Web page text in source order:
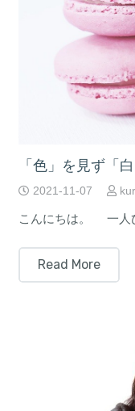
「色」を見ず「
2021-11-07
こんにちは。 一人
Read More